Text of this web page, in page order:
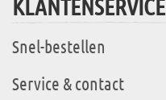
KLANTENSERVICE
Snel-bestellen
Service & contact